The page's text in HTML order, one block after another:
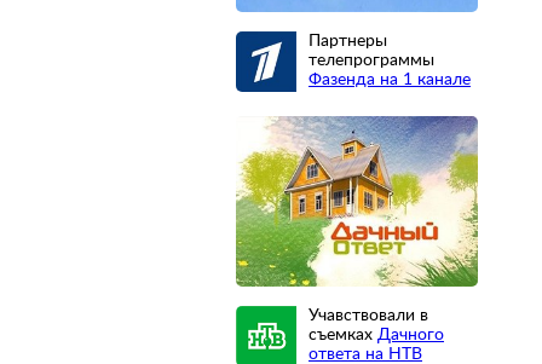
Партнеры
телепрограммы
Фазенда на 1 канале
Учавствовали в
съемках Дачного
ответа на НТВ